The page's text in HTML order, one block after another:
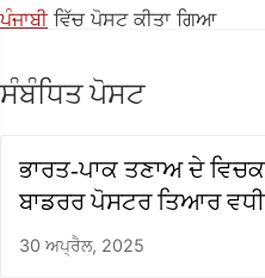
ਪੰਜਾਬੀਵਿੱਚ ਪੋਸਟ ਕੀਤਾ ਗਿਆ
ਸੰਬੰਧਿਤ ਪੋਸਟ
ਭਾਰਤ-ਪਾਕ ਤਣਾਅ ਦੇ
ਬਾਡਰਰ ਪੋਸਟਰ ਤਿਆਰ
30 ਅਪ੍ਰੈਲ, 2025